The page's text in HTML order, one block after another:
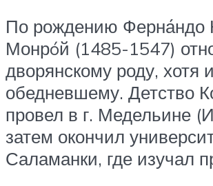
По рождению Ферна́ндо
Монрóй (1485-1547)
дворянскому роду, хотя и
обедневшему. Детство
провел в г. Медельине
затем окончил
Саламанки, где изучал